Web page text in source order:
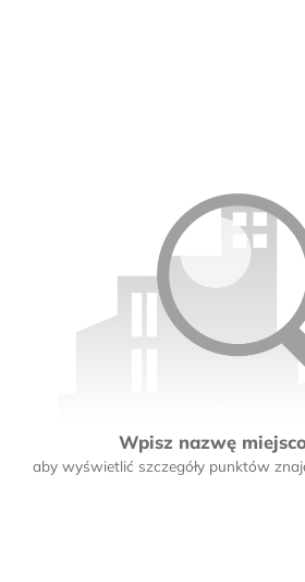
Wpisz nazwę
aby wyświetlić szczegóły punktów